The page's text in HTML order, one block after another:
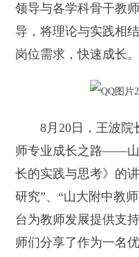
领导与各学科骨干教
导，将理论与实践相
岗位需求，快速成长。
8 月20日，王波
师专业成长之路——山
长的实践与思考》的
研究”、“山大附中教
台为教师发展提供支
师们分享了作为一名